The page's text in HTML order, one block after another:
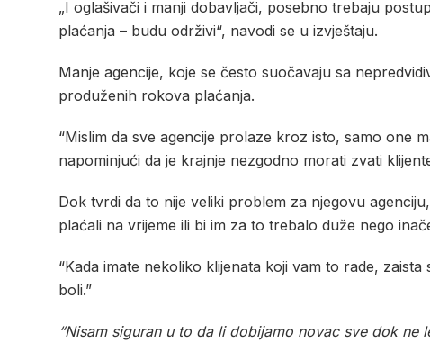
„I oglašivači i manji dobavljači, posebno trebaju
plaćanja – budu održivi“, navodi se u izvještaju.
Manje agencije, koje se često suočavaju sa
produženih rokova plaćanja.
“Mislim da sve agencije prolaze kroz isto, samo one
napominjući da je krajnje nezgodno morati zvati
Dok tvrdi da to nije veliki problem za njegovu
plaćali na vrijeme ili bi im za to trebalo duže nego
“Kada imate nekoliko klijenata koji vam to rade,
boli.”
“Nisam siguran u to da li dobijamo novac sve dok